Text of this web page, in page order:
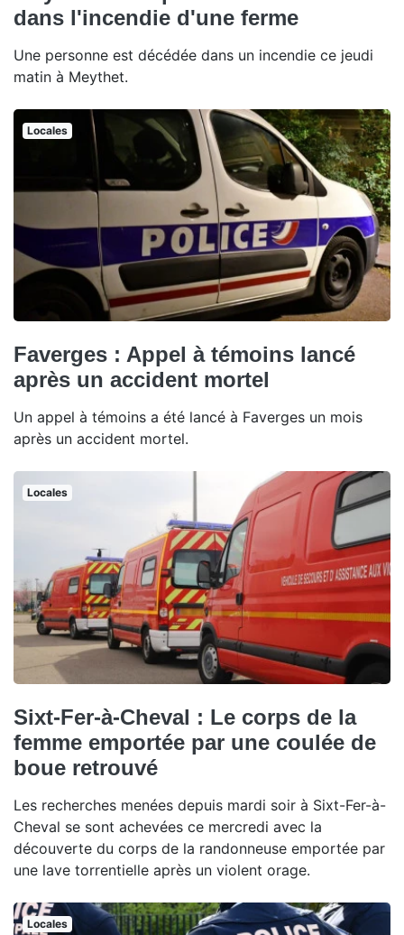
dans l'incendie d'une ferme
Une personne est décédée dans un incendie ce jeudi
matin à Meythet.
Locales
Faverges : Appel à témoins lancé
après un accident mortel
Un appel à témoins a été lancé à Faverges un mois
après un accident mortel.
Locales
Sixt-Fer-à-Cheval : Le corps de la
femme emportée par une coulée de
boue retrouvé
Les recherches menées depuis mardi soir à Sixt-Fer-à-
Cheval se sont achevées ce mercredi avec la
découverte du corps de la randonneuse emportée par
une lave torrentielle après un violent orage.
Locales